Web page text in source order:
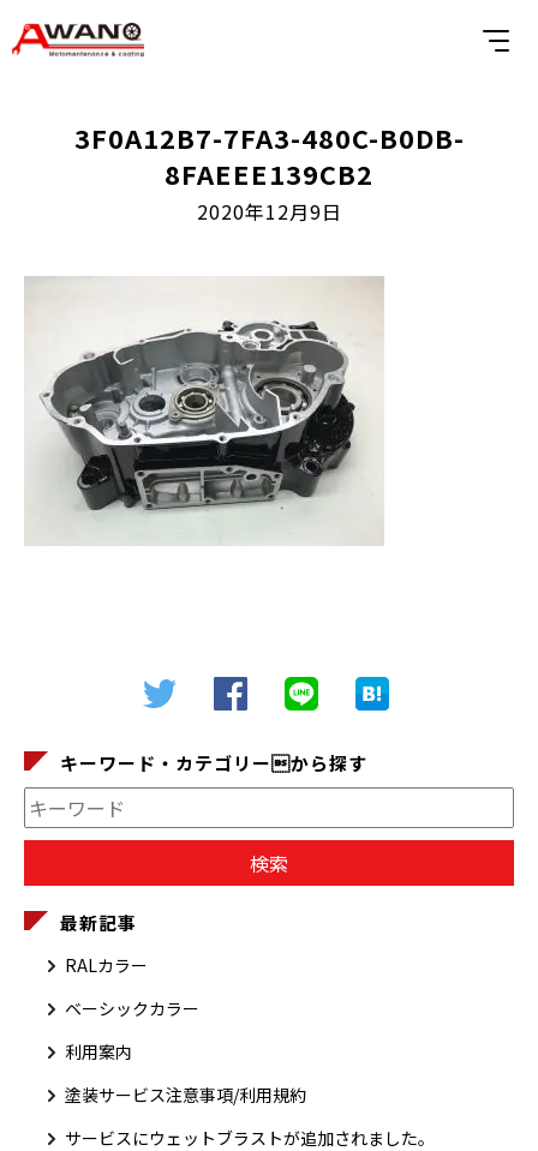
3F0A12B7-7FA3-480C-B0DB-
8FAEEE139CB2
2020年12月9日
キーワード・カテゴリーから探す
最新記事
RALカラー
ベーシックカラー
利用案内
塗装サービス注意事項/利用規約
サービスにウェットブラストが追加されました。